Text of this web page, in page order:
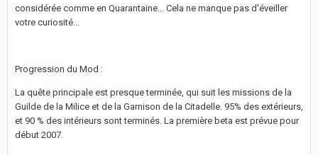
considérée comme en Quarantaine... Cela ne manque pas d'éveiller
votre curiosité...
Progression du Mod :
La quête principale est presque terminée, qui suit les missions de la
Guilde de la Milice et de la Garnison de la Citadelle. 95% des extérieurs,
et 90 % des intérieurs sont terminés. La première beta est prévue pour
début 2007.